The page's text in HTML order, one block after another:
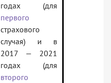
годах (для
первого
страхового
случая) и в
2017 — 2021
годах (для
второго